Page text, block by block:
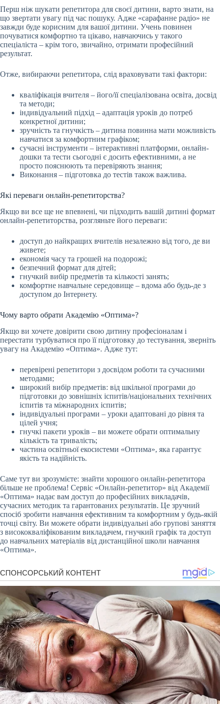
Перш ніж шукати репетитора для своєї дитини, варто знати, на
що звертати увагу під час пошуку. Адже «сарафанне радіо» не
завжди буде корисним для вашої дитини. Учень повинен
почуватися комфортно та цікаво, навчаючись у такого
спеціаліста – крім того, звичайно, отримати професійний
результат.
Отже, вибираючи репетитора, слід враховувати такі фактори:
кваліфікація вчителя – його/її спеціалізована освіта, досвід
та методи;
індивідуальний підхід – адаптація уроків до потреб
конкретної дитини;
зручність та гнучкість – дитина повинна мати можливість
навчатися за комфортним графіком;
сучасні інструменти – інтерактивні платформи, онлайн-
дошки та тести сьогодні є досить ефективними, а не
просто пояснюють та перевіряють знання;
Виконання – підготовка до тестів також важлива.
Які переваги онлайн-репетиторства?
Якщо ви все ще не впевнені, чи підходить вашій дитині формат
онлайн-репетиторства, розгляньте його переваги:
доступ до найкращих вчителів незалежно від того, де ви
живете;
економія часу та грошей на подорожі;
безпечний формат для дітей;
гнучкий вибір предметів та кількості занять;
комфортне навчальне середовище – вдома або будь-де з
доступом до Інтернету.
Чому варто обрати Академію «Оптима»?
Якщо ви хочете довірити свою дитину професіоналам і
перестати турбуватися про її підготовку до тестування, зверніть
увагу на Академію «Оптима». Адже тут:
перевірені репетитори з досвідом роботи та сучасними
методами;
широкий вибір предметів: від шкільної програми до
підготовки до зовнішніх іспитів/національних технічних
іспитів та міжнародних іспитів;
індивідуальні програми – уроки адаптовані до рівня та
цілей учня;
гнучкі пакети уроків – ви можете обрати оптимальну
кількість та тривалість;
частина освітньої екосистеми «Оптима», яка гарантує
якість та надійність.
Саме тут ви зрозумієте: знайти хорошого онлайн-репетитора
більше не проблема! Сервіс «Онлайн-репетитор» від Академії
«Оптима» надає вам доступ до професійних викладачів,
сучасних методик та гарантованих результатів. Це зручний
спосіб зробити навчання ефективним та комфортним у будь-якій
точці світу. Ви можете обрати індивідуальні або групові заняття
з висококваліфікованим викладачем, гнучкий графік та доступ
до навчальних матеріалів від дистанційної школи навчання
«Оптима».